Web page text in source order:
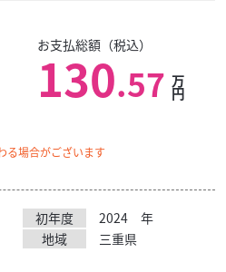
お支払総額（税込）
130.57 万
円
る場合がございます
初年度 2024
年
地域
三重県